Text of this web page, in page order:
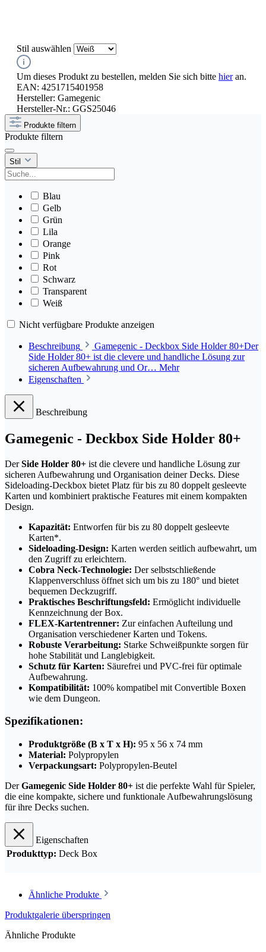
Stil auswählen
Um dieses Produkt zu bestellen, melden Sie sich bitte hieran.
EAN: 4251715401958
Hersteller: Gamegenic
Hersteller-Nr.: GGS25046
Produkte filtern
Produkte filtern
Stil
Blau
Gelb
Grün
Lila
Orange
Pink
Rot
Schwarz
Transparent
Weiß
Nicht verfügbare Produkte anzeigen
Beschreibung
Gamegenic - Deckbox Side Holder 80+Der
Side Holder 80+ ist die clevere und handliche Lösung zur
sicheren Aufbewahrung und Or… Mehr
Eigenschaften
Beschreibung
Gamegenic - Deckbox Side Holder 80+
DerSide Holder 80+ ist die clevere und handliche Lösung zur
sicheren Aufbewahrung und Organisation deiner Decks. Diese
Sideloading-Deckbox bietet Platz für bis zu 80 doppelt gesleevte
Karten und kombiniert praktische Features mit einem kompakten
Design.
Kapazität: Entworfen für bis zu 80 doppelt gesleevte
Karten*.
Sideloading-Design: Karten werden seitlich aufbewahrt, um
den Zugriff zu erleichtern.
Cobra Neck-Technologie: Der selbstschließende
Klappenverschluss öffnet sich um bis zu 180° und bietet
bequemen Deckzugriff.
Praktisches Beschriftungsfeld: Ermöglicht individuelle
Kennzeichnung der Box.
FLEX-Kartentrenner: Zur einfachen Aufteilung und
Organisation verschiedener Karten und Tokens.
Robuste Verarbeitung: Starke Schweißpunkte sorgen für
hohe Stabilität und Langlebigkeit.
Schutz für Karten: Säurefrei und PVC-frei für optimale
Aufbewahrung.
Kompatibilität: 100% kompatibel mit Convertible Boxen
wie dem Dungeon.
Spezifikationen:
Produktgröße (B x T x H): 95 x 56 x 74 mm
Material: Polypropylen
Verpackungsart: Polypropylen-Beutel
DerGamegenic Side Holder 80+ ist die perfekte Wahl für Spieler,
die eine kompakte, sichere und funktionale Aufbewahrungslösung
für ihre Decks suchen.
Eigenschaften
Produkttyp: Deck Box
Ähnliche Produkte
Produktgalerie überspringen
Ähnliche Produkte